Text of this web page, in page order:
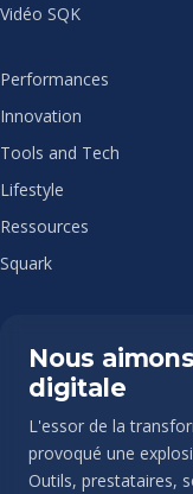
Vidéo SQK
Performances
Innovation
Tools and Tech
Lifestyle
Ressources
Squark
Nous
digitale
L'essor de la
provoqué une
Outils, prestataires,